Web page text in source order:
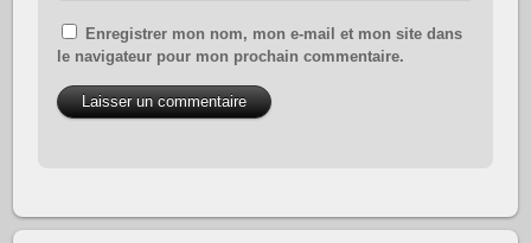
Enregistrer mon nom, mon e-mail et mon site dans
le navigateur pour mon prochain commentaire.